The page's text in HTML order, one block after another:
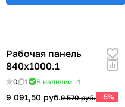
Рабочая панель
840х1000.1
0 1 В наличии: 4
9 091,50 руб.9 570 руб. -5%